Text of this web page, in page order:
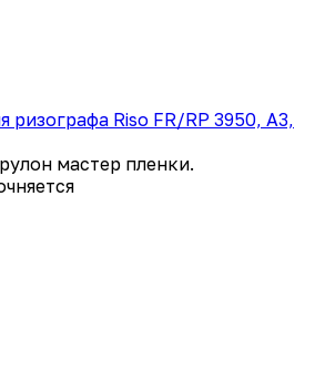
ризографа Riso FR/RP 3950, A3,
мастер пленки.